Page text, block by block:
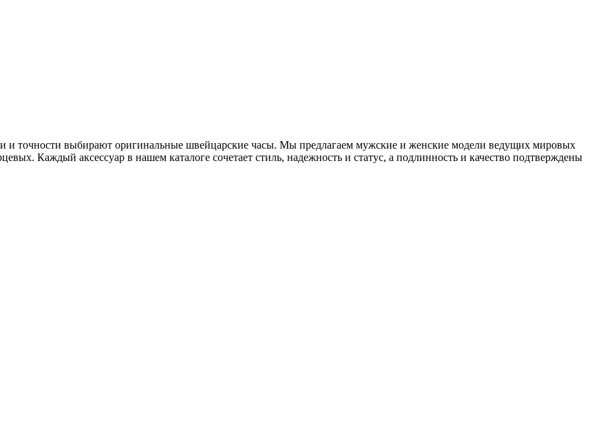
и точности выбирают оригинальные швейцарские часы. Мы предлагаем мужские и женские модели ведущих мировых
Каждый аксессуар в нашем каталоге сочетает стиль, надежность и статус, а подлинность и качество подтверждены